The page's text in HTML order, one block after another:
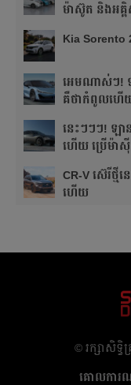
ម៉ាស៊ូត និងអគ្
Kia Sorento
អេមណាស់ៗ! ឡ
គឺថាកំពូលហើ
នេះៗៗៗ! ឡា
ហើយ ប្រើម៉ាស៊ី
CR-V ស៊េរីថ្មី
ហើយ
​© រក្សា​សិទ្
គោលការ